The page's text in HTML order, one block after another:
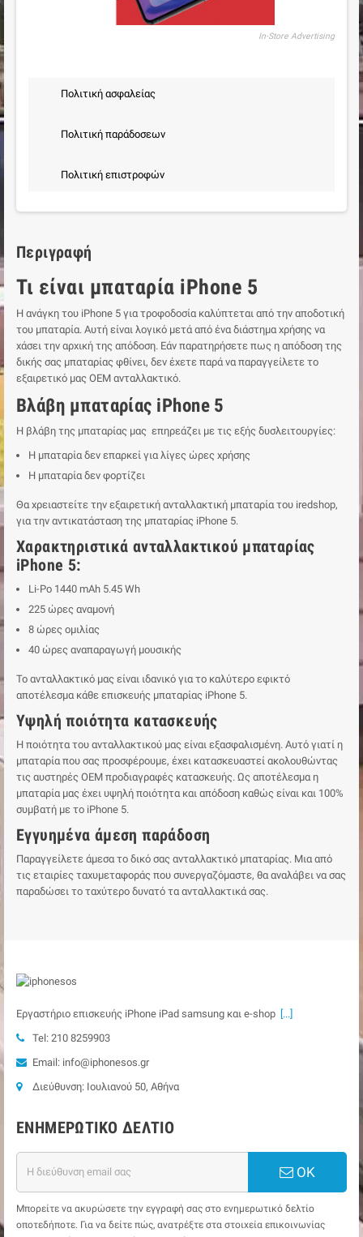
In-Store Advertising
Πολιτική ασφαλείας
Πολιτική παράδοσεων
Πολιτική επιστροφών
Περιγραφή
Τι είναι μπαταρία iPhone 5
Η ανάγκη του iPhone 5 για τροφοδοσία καλύπτεται από την αποδοτική
του μπαταρία. Αυτή είναι λογικό μετά από ένα διάστημα χρήσης να
χάσει την αρχική της απόδοση. Εάν παρατηρήσετε πως η απόδοση της
δικής σας μπαταρίας φθίνει, δεν έχετε παρά να παραγγείλετε το
εξαιρετικό μας ΟΕΜ ανταλλακτικό.
Βλάβη μπαταρίας iPhone 5
Η βλάβη της μπαταρίας μας επηρεάζει με τις εξής δυσλειτουργίες:
Η μπαταρία δεν επαρκεί για λίγες ώρες χρήσης
Η μπαταρία δεν φορτίζει
Θα χρειαστείτε την εξαιρετική ανταλλακτική μπαταρία του iredshop,
για την αντικατάσταση της μπαταρίας iPhone 5.
Χαρακτηριστικά ανταλλακτικού μπαταρίας
iPhone 5:
Li-Po 1440 mAh 5.45 Wh
225 ώρες αναμονή
8 ώρες ομιλίας
40 ώρες αναπαραγωγή μουσικής
Το ανταλλακτικό μας είναι ιδανικό για το καλύτερο εφικτό
αποτέλεσμα κάθε επισκευής μπαταρίας iPhone 5.
Υψηλή ποιότητα κατασκευής
Η ποιότητα του ανταλλακτικού μας είναι εξασφαλισμένη. Αυτό γιατί η
μπαταρία που σας προσφέρουμε, έχει κατασκευαστεί ακολουθώντας
τις αυστηρές ΟΕΜ προδιαγραφές κατασκευής. Ως αποτέλεσμα η
μπαταρία μας έχει υψηλή ποιότητα και απόδοση καθώς είναι και 100%
συμβατή με το iPhone 5.
Εγγυημένα άμεση παράδοση
Παραγγείλετε άμεσα το δικό σας ανταλλακτικό μπαταρίας. Μια από
τις εταιρίες ταχυμεταφοράς που συνεργαζόμαστε, θα αναλάβει να σας
παραδώσει το ταχύτερο δυνατό τα ανταλλακτικά σας.
Εργαστήριο επισκευής iPhone iPad samsung και e-shop [...]
Tel: 210 8259903
Email: info@iphonesos.gr
Διεύθυνση: Ιουλιανού 50, Αθήνα
ΕΝΗΜΕΡΩΤΙΚΌ ΔΕΛΤΊΟ
ΟΚ
Μπορείτε να ακυρώσετε την εγγραφή σας στο ενημερωτικό δελτίο
οποτεδήποτε. Για να δείτε πώς, ανατρέξτε στα στοιχεία επικοινωνίας